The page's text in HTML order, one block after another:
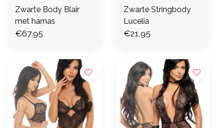
Zwarte Body Blair
met harnas
€67,95
Zwarte Stringbody
Lucelia
€21,95